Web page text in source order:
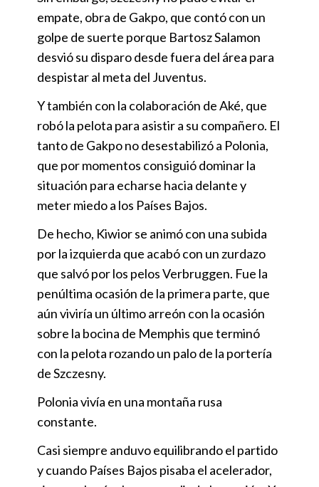
empate, obra de Gakpo, que contó con un
golpe de suerte porque Bartosz Salamon
desvió su disparo desde fuera del área para
despistar al meta del Juventus.
Y también con la colaboración de Aké, que
robó la pelota para asistir a su compañero. El
tanto de Gakpo no desestabilizó a Polonia,
que por momentos consiguió dominar la
situación para echarse hacia delante y
meter miedo a los Países Bajos.
De hecho, Kiwior se animó con una subida
por la izquierda que acabó con un zurdazo
que salvó por los pelos Verbruggen. Fue la
penúltima ocasión de la primera parte, que
aún viviría un último arreón con la ocasión
sobre la bocina de Memphis que terminó
con la pelota rozando un palo de la portería
de Szczesny.
Polonia vivía en una montaña rusa
constante.
Casi siempre anduvo equilibrando el partido
y cuando Países Bajos pisaba el acelerador,